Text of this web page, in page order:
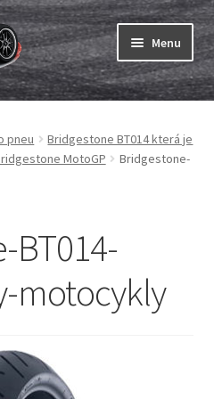
Menu
Expand
menu
Expand
child
pneu
Bridgestone BT014 která je
MotoGP
Bridgestone-
BT014-
motocykly